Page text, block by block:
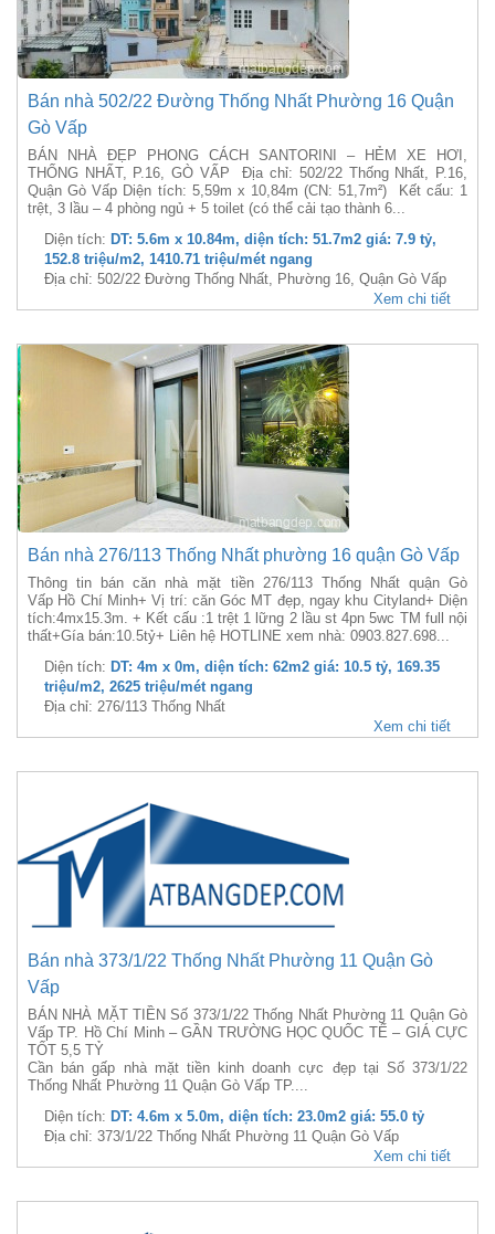
Bán nhà 502/22 Đường Thống Nhất Phường 16 Quận
Gò Vấp
BÁN NHÀ ĐẸP PHONG CÁCH SANTORINI – HẺM XE HƠI,
THỐNG NHẤT, P.16, GÒ VẤP Địa chỉ: 502/22 Thống Nhất, P.16,
Quận Gò Vấp Diện tích: 5,59m x 10,84m (CN: 51,7m²) Kết cấu: 1
trệt, 3 lầu – 4 phòng ngủ + 5 toilet (có thể cải tạo thành 6...
Diện tích: DT: 5.6m x 10.84m, diện tích: 51.7m2 giá: 7.9 tỷ,
152.8 triệu/m2, 1410.71 triệu/mét ngang
Địa chỉ: 502/22 Đường Thống Nhất, Phường 16, Quận Gò Vấp
Xem chi tiết
Bán nhà 276/113 Thống Nhất phường 16 quận Gò Vấp
Thông tin bán căn nhà mặt tiền 276/113 Thống Nhất quận Gò
Vấp Hồ Chí Minh+ Vị trí: căn Góc MT đẹp, ngay khu Cityland+ Diện
tích:4mx15.3m. + Kết cấu :1 trệt 1 lững 2 lầu st 4pn 5wc TM full nội
thất+Gía bán:10.5tỷ+ Liên hệ HOTLINE xem nhà: 0903.827.698...
Diện tích: DT: 4m x 0m, diện tích: 62m2 giá: 10.5 tỷ, 169.35
triệu/m2, 2625 triệu/mét ngang
Địa chỉ: 276/113 Thống Nhất
Xem chi tiết
Bán nhà 373/1/22 Thống Nhất Phường 11 Quận Gò
Vấp
BÁN NHÀ MẶT TIỀN Số 373/1/22 Thống Nhất Phường 11 Quận Gò
Vấp TP. Hồ Chí Minh – GẦN TRƯỜNG HỌC QUỐC TẾ – GIÁ CỰC
TỐT 5,5 TỶ
Cần bán gấp nhà mặt tiền kinh doanh cực đẹp tại Số 373/1/22
Thống Nhất Phường 11 Quận Gò Vấp TP....
Diện tích: DT: 4.6m x 5.0m, diện tích: 23.0m2 giá: 55.0 tỷ
Địa chỉ: 373/1/22 Thống Nhất Phường 11 Quận Gò Vấp
Xem chi tiết